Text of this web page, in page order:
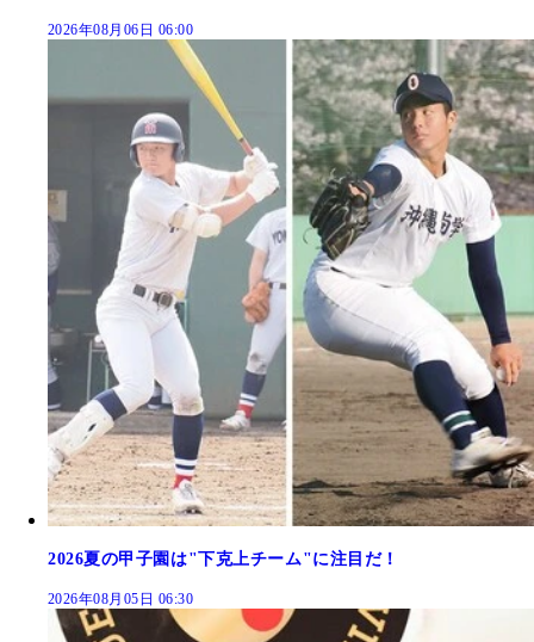
2026年08月06日 06:00
2026夏の甲子園は"下克上チーム"に注目だ！
2026年08月05日 06:30